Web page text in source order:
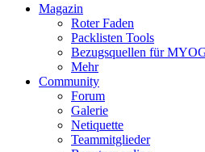
Magazin
Roter Faden
Packlisten Tools
Bezugsquellen für
Mehr
Community
Forum
Galerie
Netiquette
Teammitglieder